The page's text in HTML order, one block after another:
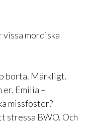
mordiska
borta. Märkligt.
er. Emilia –
missfoster?
stressa BWO. Och